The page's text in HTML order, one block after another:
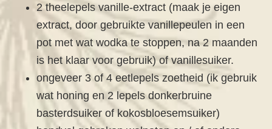
2 theelepels vanille-extract (maak je eigen
extract, door gebruikte vanillepeulen in een
pot met wat wodka te stoppen, na 2 maanden
is het klaar voor gebruik) of vanillesuiker.
ongeveer 3 of 4 eetlepels zoetheid (ik gebruik
wat honing en 2 lepels donkerbruine
basterdsuiker of kokosbloesemsuiker)